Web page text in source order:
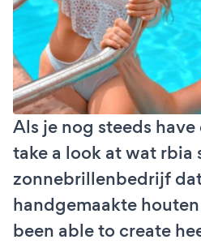
Als je nog steeds
take a look at wat rbia
zonnebrillenbedrijf
handgemaakte
been able to create